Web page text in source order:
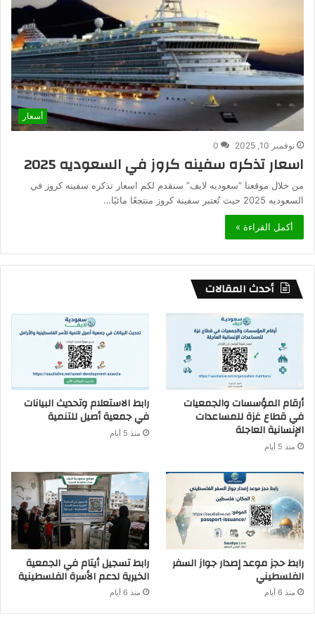
أسعار
نوفمبر 10, 2025 0
اسعار تذكره سفينه كروز في السعوديه 2025
من خلال موقعنا “سعوديه لايف” سنقدم لكم اسعار تذكره سفينه كروز في
السعوديه 2025 حيث تُعتبر سفينة كروز منتجعًا مائيًا…
أكمل القراءة »
أحدث المقالات
أرقام المؤسسات والجمعيات
في قطاع غزة للمساعدات
الإنسانية العاجلة
منذ 5 أيام
رابط الاستعلام وتحديث البيانات
في جمعية أصيل للتنمية
منذ 5 أيام
رابط حجز موعد إصدار جواز السفر
الفلسطيني
منذ 6 أيام
رابط تسجيل أيتام في الجمعية
الخيرية لدعم الأسرة الفلسطينية
منذ 6 أيام